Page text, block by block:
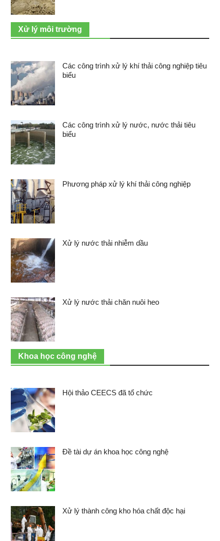
Xử lý môi trường
Các công trình xử lý khí thải công nghiệp tiêu
biểu
Các công trình xử lý nước, nước thải tiêu
biểu
Phương pháp xử lý khí thải công nghiệp
Xử lý nước thải nhiễm dầu
Xử lý nước thải chăn nuôi heo
Khoa học công nghệ
Hội thảo CEECS đã tổ chức
Đề tài dự án khoa học công nghệ
Xử lý thành công kho hóa chất độc hại